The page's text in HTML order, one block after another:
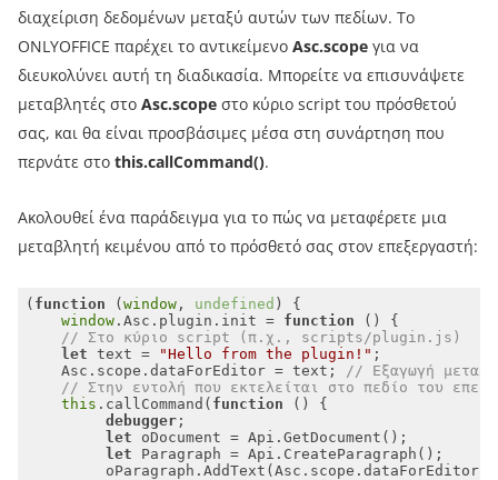
διαχείριση δεδομένων μεταξύ αυτών των πεδίων. Το
ONLYOFFICE παρέχει το αντικείμενο Asc.scope για να
διευκολύνει αυτή τη διαδικασία. Μπορείτε να επισυνάψετε
μεταβλητές στο Asc.scope στο κύριο script του πρόσθετού
σας, και θα είναι προσβάσιμες μέσα στη συνάρτηση που
περνάτε στο this.callCommand().
Ακολουθεί ένα παράδειγμα για το πώς να μεταφέρετε μια
μεταβλητή κειμένου από το πρόσθετό σας στον επεξεργαστή:
( function ( window, undefined )
window.Asc.plugin.init = function ( )
// Στο κύριο script (π.χ., scripts/plugin.js)
let text = "Hello from the plugin!"
    Asc.scope.dataForEditor = text;
// Εξαγωγή
// Στην εντολή που εκτελείται στο πεδίο του
this .callCommand( function ( )
debugger
let
let
         oParagraph.AddText(Asc.scope.dataForEditor);